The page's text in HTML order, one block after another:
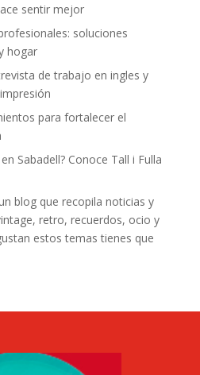
sentir mejor
soluciones
hogar
de trabajo en ingles y
para fortalecer el
Sabadell? Conoce Tall i Fulla
blog que recopila noticias y
retro, recuerdos, ocio y
estos temas tienes que